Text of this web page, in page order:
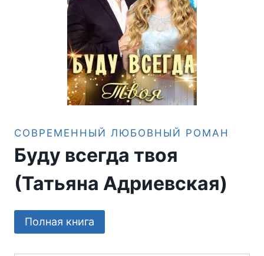
СОВРЕМЕННЫЙ ЛЮБОВНЫЙ РОМАН
Буду всегда твоя
(Татьяна Адриевская)
Полная книга